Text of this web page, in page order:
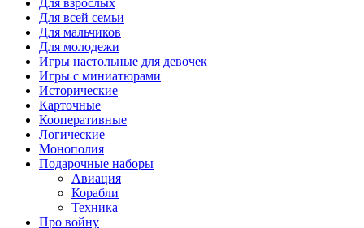
Для всей семьи
Для мальчиков
Для молодежи
Игры настольные для девочек
Игры с миниатюрами
Исторические
Карточные
Кооперативные
Логические
Монополия
Подарочные наборы
Авиация
Корабли
Техника
Про войну